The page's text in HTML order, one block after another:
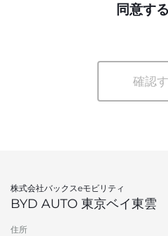
同意する
確認
株式会社バックスeモビリティ
BYD AUTO 東京ベイ東雲
住所